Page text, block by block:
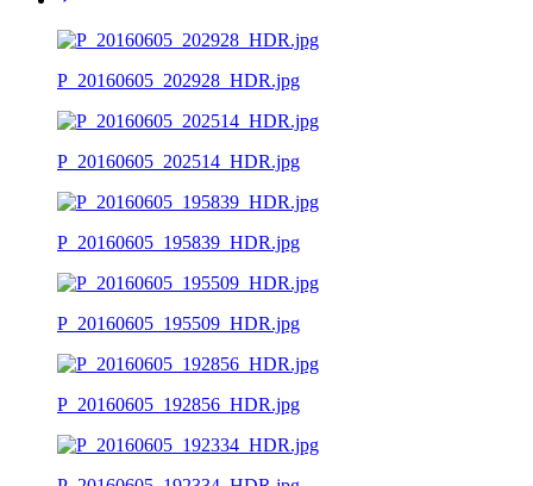
P_20160605_202928_HDR.jpg
P_20160605_202514_HDR.jpg
P_20160605_195839_HDR.jpg
P_20160605_195509_HDR.jpg
P_20160605_192856_HDR.jpg